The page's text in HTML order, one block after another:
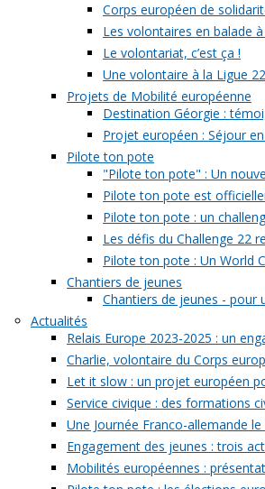
Corps européen de
Les volontaires en balade
Le volontariat, c’est ça !
Une volontaire à la Ligue
Projets de Mobilité européenne
Destination Géorgie :
Projet européen : Séjour
Pilote ton pote
"Pilote ton pote" : Un
Pilote ton pote est
Pilote ton pote : un
Les défis du Challenge 22
Pilote ton pote : Un World
Chantiers de jeunes
Chantiers de jeunes - pour
Actualités
Relais Europe 2023-2025 : un
Charlie, volontaire du Corps
Let it slow : un projet européen
Service civique : des formations
Une Journée Franco-allemande
Engagement des jeunes : trois
Mobilités européennes :